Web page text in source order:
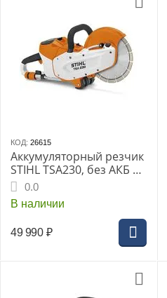
КОД: 26615
Аккумуляторный резчик
STIHL TSA230, без АКБ и
ЗУ
0.0
В наличии
49 990 ₽